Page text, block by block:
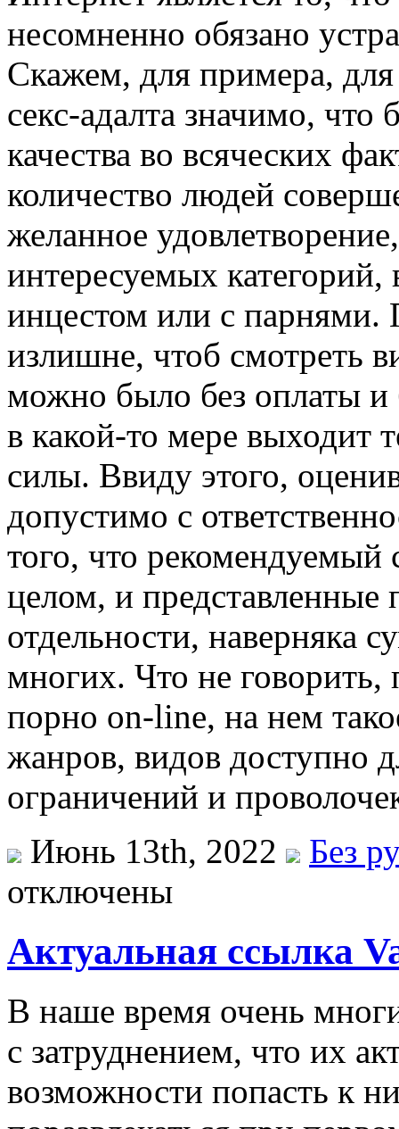
несомненно обязано
Скажем, для примера,
секс-адалта значимо,
качества во всяческих
количество людей
желанное
интересуемых категорий,
инцестом или с парнями.
излишне, чтоб смотреть
можно было без оплаты и
в какой-то мере выходит
силы. Ввиду этого,
допустимо с
того, что рекомендуемый
целом, и
отдельности, наверняка
многих. Что не
порно on-line, на нем
жанров, видов доступно
ограничений и
Июнь 13th, 2022
Без
отключены
Актуальная ссылка
В наше время очень
с затруднением, что их
возможности попасть к